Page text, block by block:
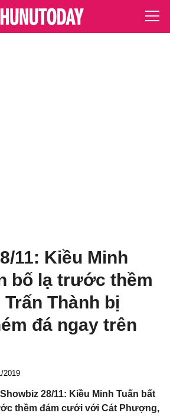
11: Kiều Minh
bố lạ trước thềm
Thành bị
đá ngay trên
2019
Showbiz 28/11: Kiều Minh Tuấn bất
thềm đám cưới với Cát Phượng,